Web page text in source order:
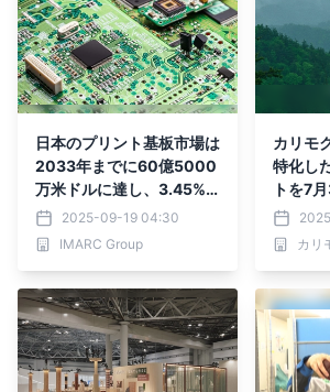
日本のプリント基板市場は
2033年までに60億5000
万米ドルに達し、3.45%
の成長が見込まれる
2025-09-19 04:30
IMARC Group
カリモ
特化し
トを7
カリ